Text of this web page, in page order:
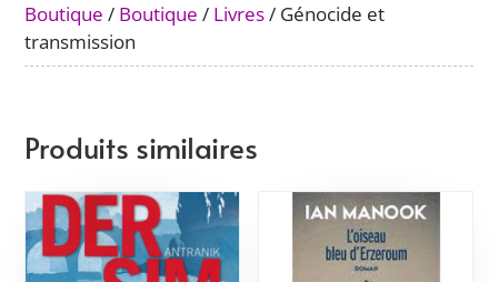
Boutique / Boutique / Livres/ Génocide et
transmission
Produits similaires